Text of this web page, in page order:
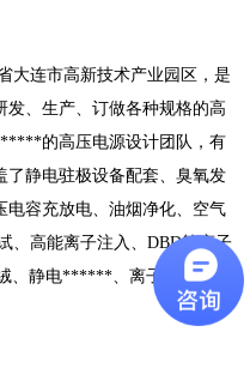
大连市高新技术产业园区，是
、生产、订做各种规格的高
的高压电源设计团队，有
了静电驻极设备配套、臭氧发
电容充放电、油烟净化、空气
、高能离子注入、DBD等离子
、静电******、离子束电源、